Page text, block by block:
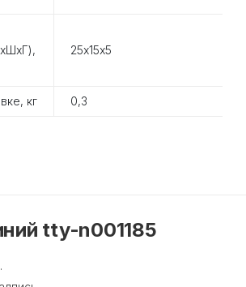
25х15х5
кг 0,3
tty-n001185